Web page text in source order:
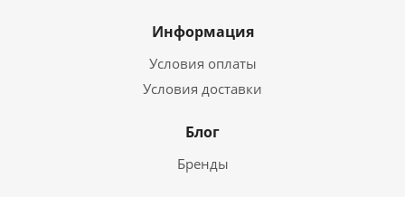
Информация
Условия оплаты
Условия доставки
Блог
Бренды